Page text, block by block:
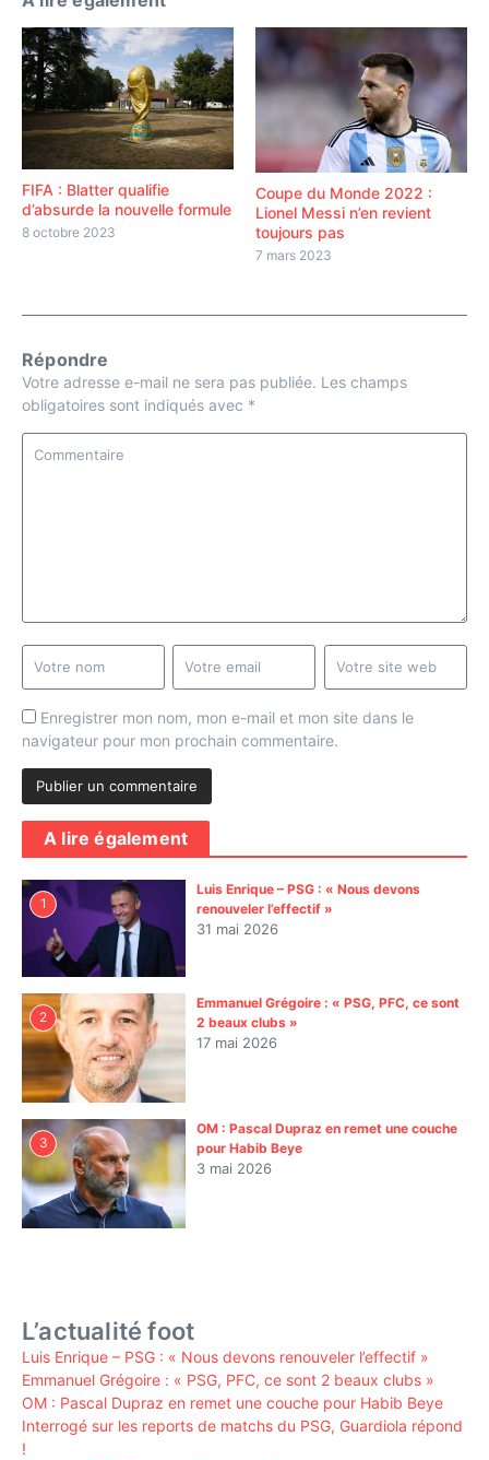
FIFA : Blatter qualifie
d’absurde la nouvelle formule
8 octobre 2023
Coupe du Monde 2022 :
Lionel Messi n’en revient
toujours pas
7 mars 2023
Répondre
Votre adresse e-mail ne sera pas publiée. Les champs
obligatoires sont indiqués avec *
Enregistrer mon nom, mon e-mail et mon site dans le
navigateur pour mon prochain commentaire.
A lire également
1
Luis Enrique – PSG : « Nous devons
renouveler l’effectif »
31 mai 2026
2
Emmanuel Grégoire : « PSG, PFC, ce sont
2 beaux clubs »
17 mai 2026
3
OM : Pascal Dupraz en remet une couche
pour Habib Beye
3 mai 2026
L’actualité foot
Luis Enrique – PSG : « Nous devons renouveler l’effectif »
Emmanuel Grégoire : « PSG, PFC, ce sont 2 beaux clubs »
OM : Pascal Dupraz en remet une couche pour Habib Beye
Interrogé sur les reports de matchs du PSG, Guardiola répond
!